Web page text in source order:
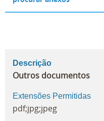
Descrição
Outros documentos
Extensões Permitidas
pdf;jpg;jpeg